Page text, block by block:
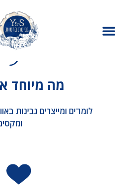
מה מיוחד
לומדים ומייצרים גבינות